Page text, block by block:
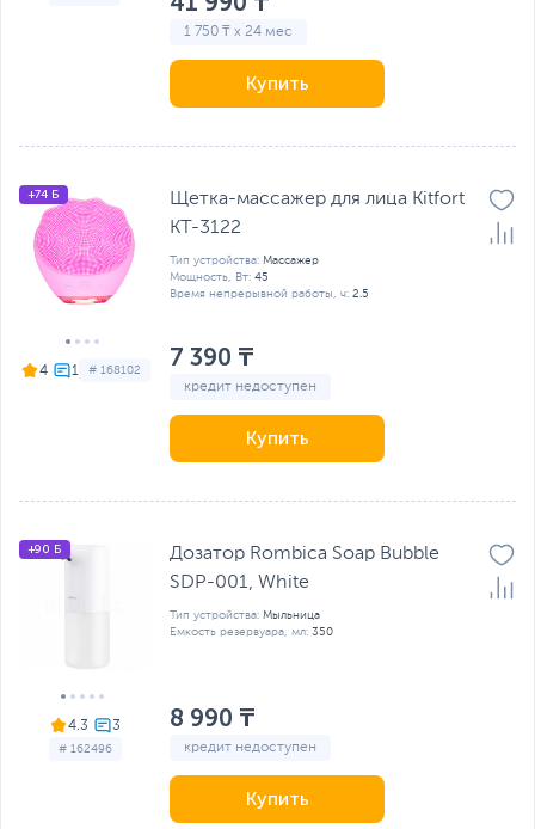
1 750 ₸ x 24 мес
Купить
4 # 168102
+74 Б
Щетка-массажер для лица Kitfort
КТ-3122
Тип устройства: Массажер
Мощность, Вт: 45
Время непрерывной работы, ч: 2.5
7 390 ₸
кредит недоступен
Купить
4.3
# 162496
+90 Б
Дозатор Rombica Soap Bubble
SDP-001, White
Тип устройства: Мыльница
Емкость резервуара, мл: 350
8 990 ₸
кредит недоступен
Купить